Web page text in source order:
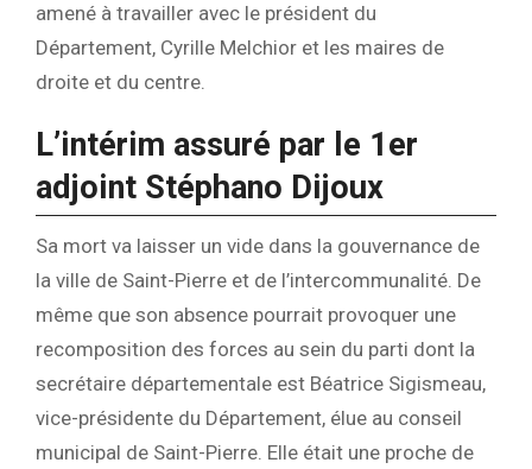
amené à travailler avec le président du
Département, Cyrille Melchior et les maires de
droite et du centre.
L’intérim assuré par le 1er
adjoint Stéphano Dijoux
Sa mort va laisser un vide dans la gouvernance de
la ville de Saint-Pierre et de l’intercommunalité. De
même que son absence pourrait provoquer une
recomposition des forces au sein du parti dont la
secrétaire départementale est Béatrice Sigismeau,
vice-présidente du Département, élue au conseil
municipal de Saint-Pierre. Elle était une proche de